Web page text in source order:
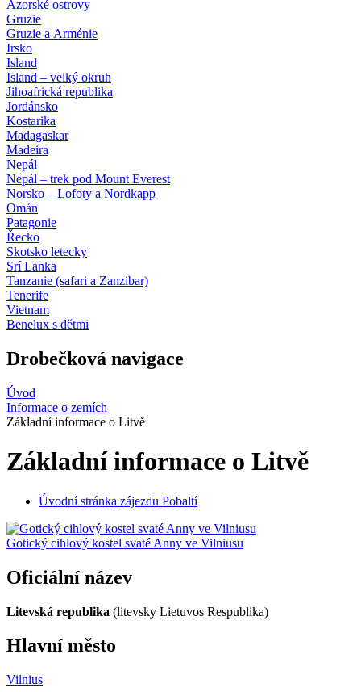
Azorské ostrovy
Gruzie
Gruzie a Arménie
Irsko
Island
Island – velký okruh
Jihoafrická republika
Jordánsko
Kostarika
Madagaskar
Madeira
Nepál
Nepál – trek pod Mount Everest
Norsko – Lofoty a Nordkapp
Omán
Patagonie
Řecko
Skotsko letecky
Srí Lanka
Tanzanie (safari a Zanzibar)
Tenerife
Vietnam
Benelux s dětmi
Drobečková navigace
Úvod
Informace o zemích
Základní informace o Litvě
Základní informace o Litvě
Úvodní stránka zájezdu Pobaltí
Gotický cihlový kostel svaté Anny ve Vilniusu
Oficiální název
Litevská republika (litevsky Lietuvos Respublika)
Hlavní město
Vilnius